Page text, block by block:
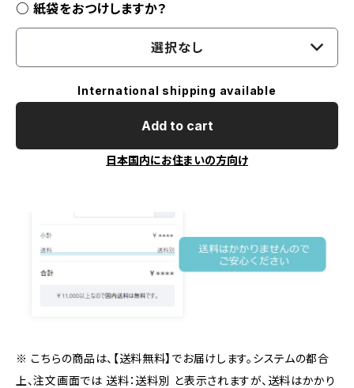
○ 紙袋をおつけしますか？
選択なし
International shipping available
Add to cart
日本国内にお住まいの方向け
※ こちらの商品は、【送料無料】でお届けします。システムの都合
上、注文画面では 送料：送料別 と表示されますが、送料はかかり